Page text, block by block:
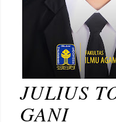
JULIUS
GANI